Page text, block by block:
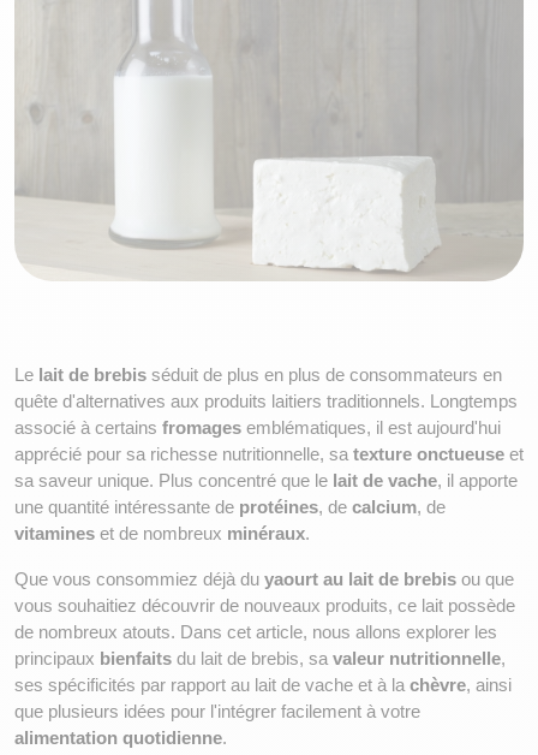
Le lait de brebis séduit de plus en plus de consommateurs en
quête d'alternatives aux produits laitiers traditionnels. Longtemps
associé à certains fromages emblématiques, il est aujourd'hui
apprécié pour sa richesse nutritionnelle, sa texture onctueuse et
sa saveur unique. Plus concentré que le lait de vache, il apporte
une quantité intéressante de protéines, de calcium
vitamines et de nombreux minéraux.
Que vous consommiez déjà du yaourt au lait de brebis ou que
vous souhaitiez découvrir de nouveaux produits, ce lait possède
de nombreux atouts. Dans cet article, nous allons explorer les
principaux bienfaits du lait de brebis, sa valeur nutritionnelle,
ses spécificités par rapport au lait de vache et à la chèvre, ainsi
alimentation quotidienne.